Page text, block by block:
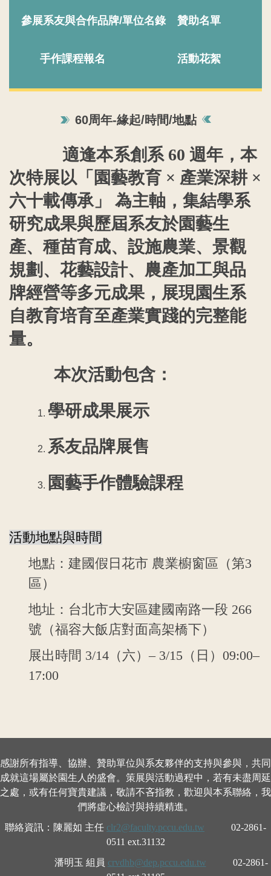
參展系友與合作品牌/單位名錄 贊助名單
手作課程報名 活動花絮
60周年-緣起/時間/地點
適逢本系創系 60 週年，本
次特展以「園藝教育 × 產業深耕×
六十載傳承」 為主軸，集結學系
研究成果與歷屆系友於園藝生
產、種苗育成、設施農業、景觀
規劃、花藝設計、農產加工與品
牌經營等多元成果，展現園生系
自教育培育至產業實踐的完整能
量。
本次活動包含：
學研成果展示
系友品牌展售
園藝手作體驗課程
活動地點與時間
地點：建國假日花市 農業櫥窗區（第3
區）
地址：台北市大安區建國南路一段 266
號（福容大飯店對面高架橋下）
展出時間 3/14 （六）– 3/15 （日） 09:00–
17:00
感謝所有指導、協辦、贊助單位與系友夥伴的支持與參與，共同
成就這場屬於園生人的盛會。策展與活動過程中，若有未盡周延
之處，或有任何寶貴建議，敬請不吝指教，歡迎與本系聯絡，我
們將虛心檢討與持續精進。
聯絡資訊：陳麗如 主任 clr2@faculty.pccu.edu.tw
02-2861-
0511 ext.31132
潘明玉 組員 crvdhb@dep.pccu.edu.tw
02-2861-